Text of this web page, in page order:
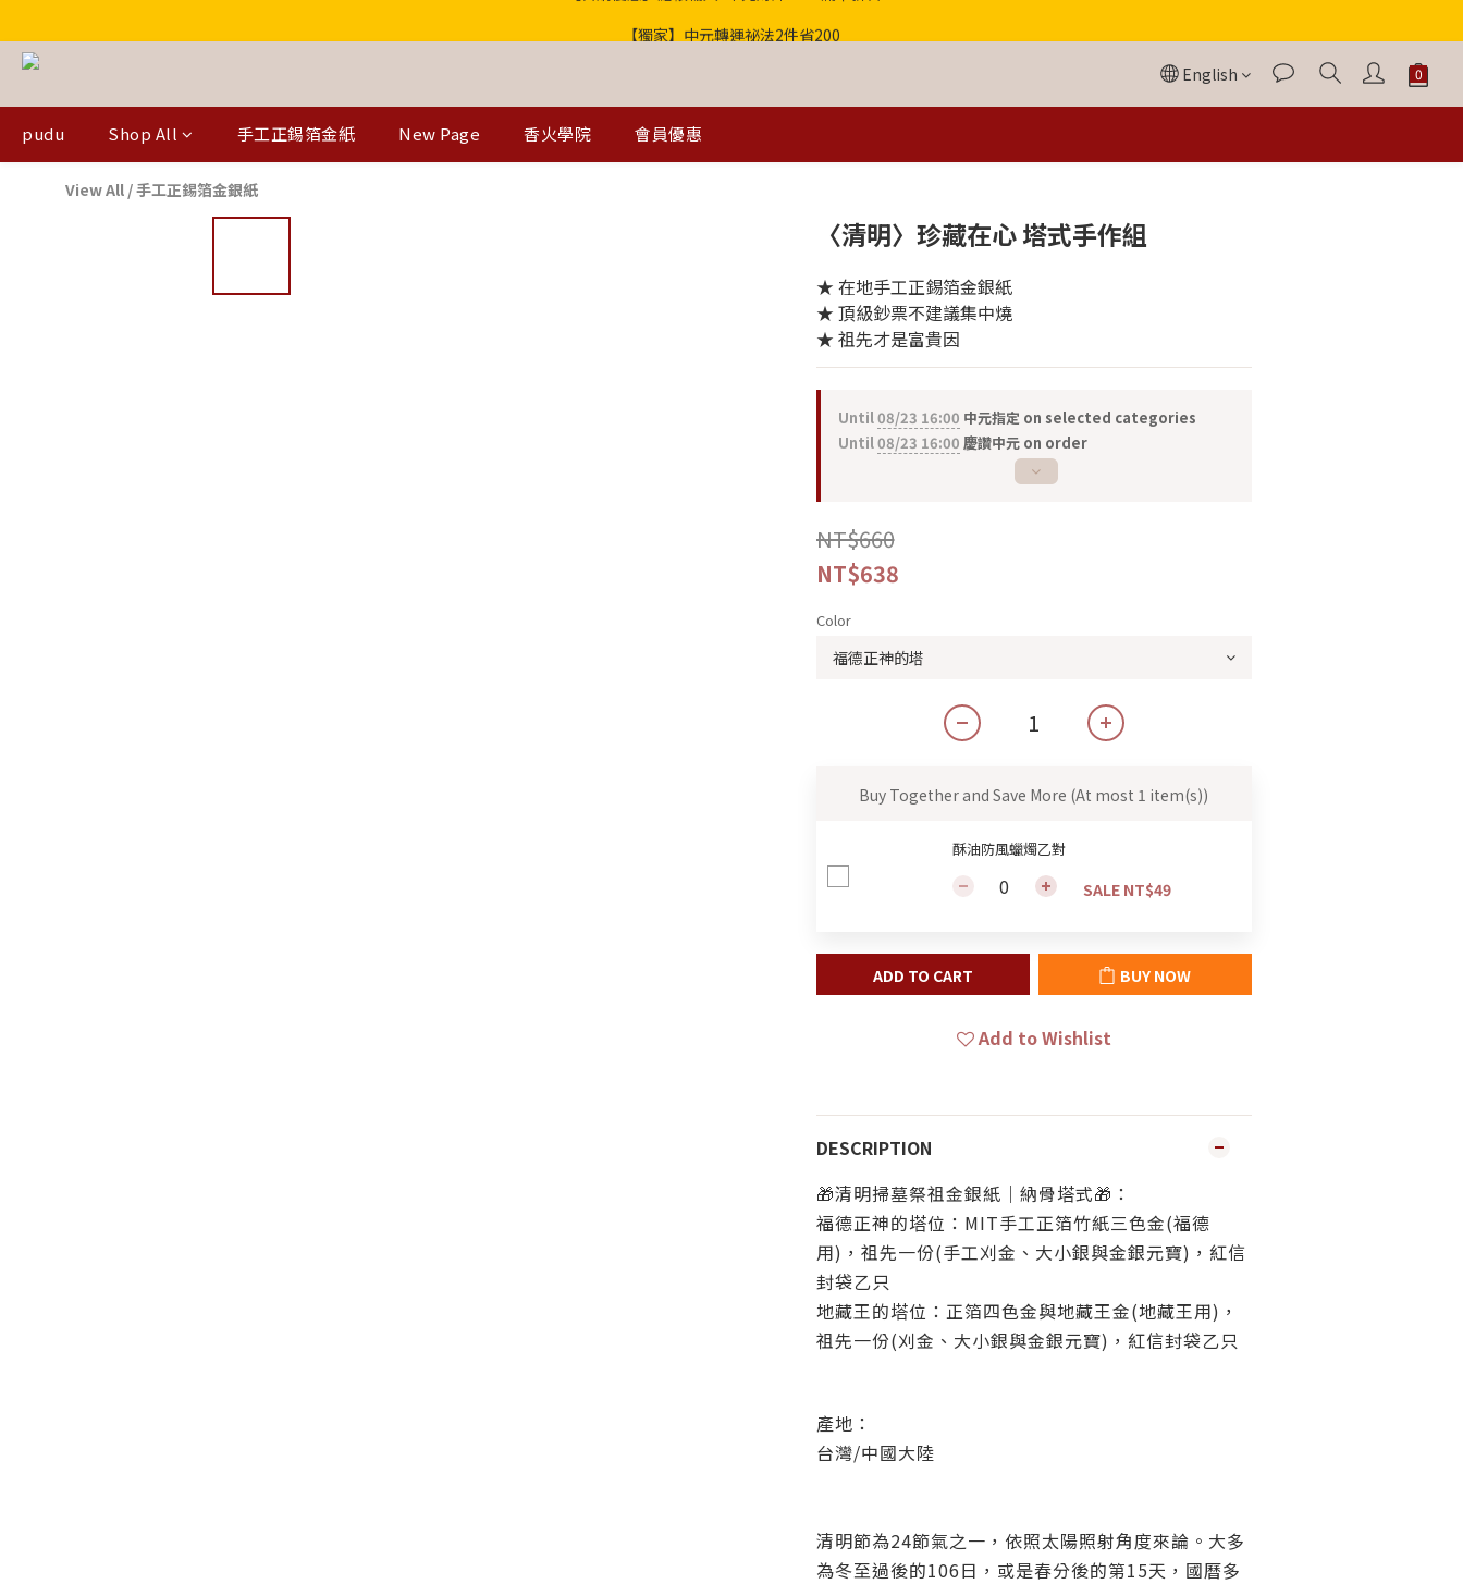
English
pudu Shop All 手工正錫箔金紙 New Page 香火學院 會員優惠
View All /手工正錫箔金銀紙
〈清明〉珍藏在心 塔式手作組
★ 在地手工正錫箔金銀紙
★ 頂級鈔票不建議集中燒
★ 祖先才是富貴因
Until08/23 16:00 中元指定 on selected categories
Until08/23 16:00 慶讚中元 on order
NT$660
NT$638
Color
Buy Together and Save More (At most 1 item(s))
酥油防風蠟燭乙對
SALE NT$49
ADD TO CART BUY NOW
Add to Wishlist
DESCRIPTION
🎁清明掃墓祭祖金銀紙｜納骨塔式🎁：
福德正神的塔位：MIT手工正箔竹紙三色金(福德
用)，祖先一份(手工刈金、大小銀與金銀元寶)，紅信
封袋乙只
地藏王的塔位：正箔四色金與地藏王金(地藏王用)，
祖先一份(刈金、大小銀與金銀元寶)， 紅信封袋乙只
產地：
台灣/中國大陸
清明節為24節氣之一，依照太陽照射角度來論。大多
為冬至過後的106日，或是春分後的第15天，國曆多